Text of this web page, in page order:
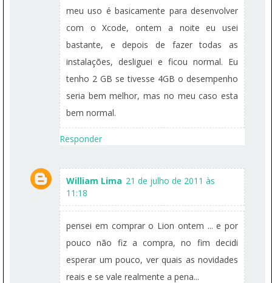
meu uso é basicamente para desenvolver
com o Xcode, ontem a noite eu usei
bastante, e depois de fazer todas as
instalações, desliguei e ficou normal. Eu
tenho 2 GB se tivesse 4GB o desempenho
seria bem melhor, mas no meu caso esta
bem normal.
Responder
William Lima 21 de julho de 2011 às
11:18
pensei em comprar o Lion ontem ... e por
pouco não fiz a compra, no fim decidi
esperar um pouco, ver quais as novidades
reais e se vale realmente a pena...